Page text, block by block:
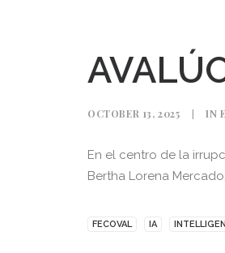
OCTOBER 13, 2025 | IN
En el centro de la
Bertha Lorena
FECOVAL IA